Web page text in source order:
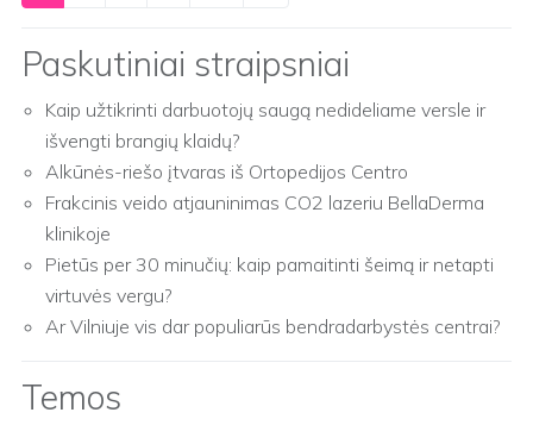
Paskutiniai straipsniai
Kaip užtikrinti darbuotojų saugą nedideliame versle ir
išvengti brangių klaidų?
Alkūnės-riešo įtvaras iš Ortopedijos Centro
Frakcinis veido atjauninimas CO2 lazeriu BellaDerma
klinikoje
Pietūs per 30 minučių: kaip pamaitinti šeimą ir netapti
virtuvės vergu?
Ar Vilniuje vis dar populiarūs bendradarbystės centrai?
Temos